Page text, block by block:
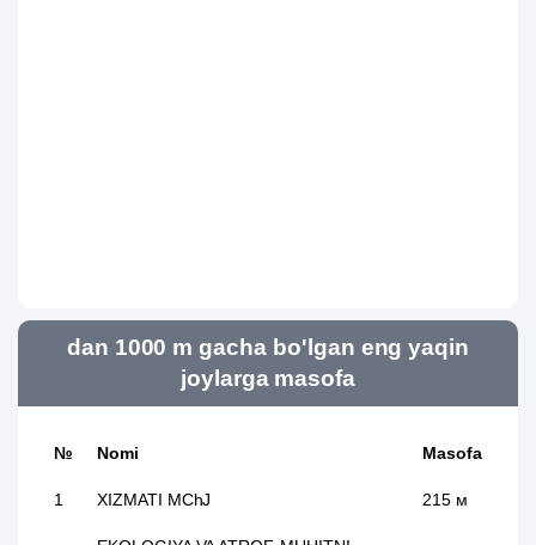
dan 1000 m gacha bo'lgan eng yaqin
joylarga masofa
№ Nomi Masofa
1 XIZMATI MChJ 215 м